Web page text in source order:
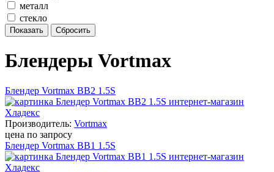
металл
стекло
Блендеры Vortmax
Блендер Vortmax BB2 1.5S
Производитель: Vortmax
цена по запросу
Блендер Vortmax BB1 1.5S